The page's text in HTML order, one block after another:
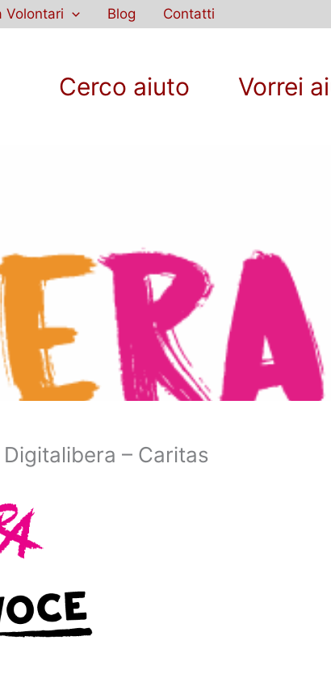
Volontari Blog Contatti
Cerco aiuto Vorrei
– Caritas